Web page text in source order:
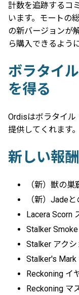
計数を追跡するコ
います。モートの
の新バージョンが
ら購入できるよう
ボラタイ
を得る
Ordisはボラタイル
提供してくれます。
新しい報酬
（新）獣の
（新）Jade
Lacera Scorn
Stalker
Stalker アク
Stalker's Mark
Reckoning イ
Reckoning マ